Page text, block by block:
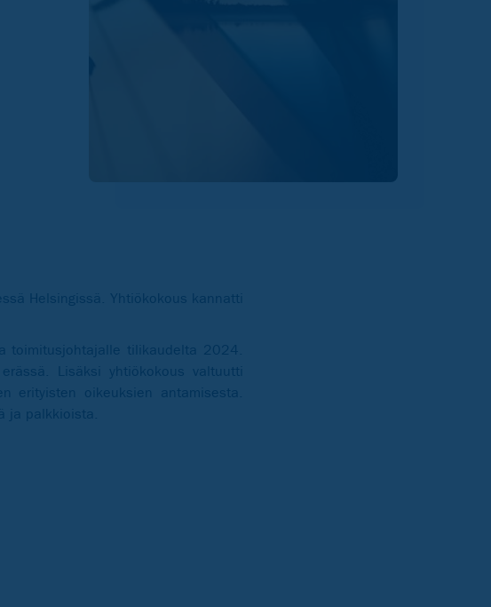
Helsingissä. Yhtiökokous kannatti
toimitusjohtajalle tilikaudelta 2024.
Lisäksi yhtiökokous valtuutti
erityisten oikeuksien antamisesta.
ja palkkioista.